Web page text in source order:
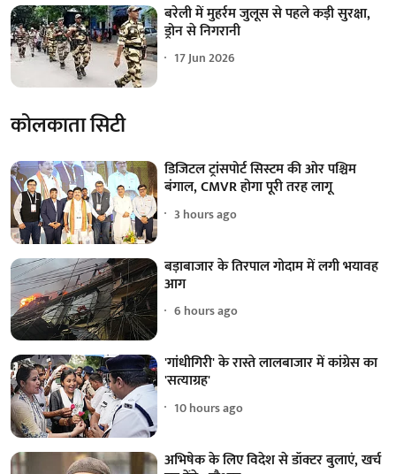
बरेली में मुहर्रम जुलूस से पहले कड़ी सुरक्षा,
ड्रोन से निगरानी
17 Jun 2026
कोलकाता सिटी
डिजिटल ट्रांसपोर्ट सिस्टम की ओर पश्चिम
बंगाल, CMVR होगा पूरी तरह लागू
3 hours ago
बड़ाबाजार के तिरपाल गोदाम में लगी भयावह
आग
6 hours ago
'गांधीगिरी' के रास्ते लालबाजार में कांग्रेस का
'सत्याग्रह'
10 hours ago
अभिषेक के लिए विदेश से डॉक्टर बुलाएं, खर्च